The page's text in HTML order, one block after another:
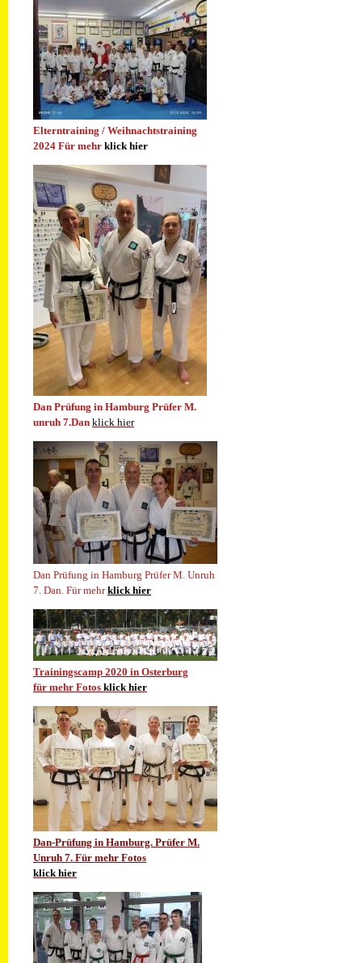
Elterntraining / Weihnachtstraining
2024 Für mehr klick hier
Dan Prüfung in Hamburg Prüfer M.
unruh 7.Dan klick hier
Dan Prüfung in Hamburg Prüfer M. Unruh
7. Dan. Für mehr klick hier
Trainingscamp 2020 in Osterburg
für mehr Fotos klick hier
Dan-Prüfung in Hamburg. Prüfer M.
Unruh 7. Für mehr Fotos
klick hier